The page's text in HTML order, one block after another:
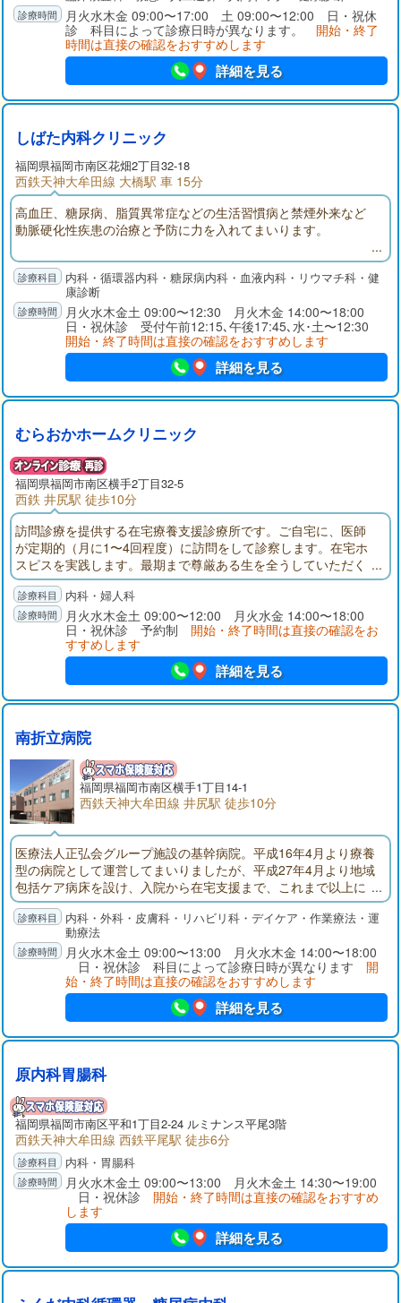
月火水木金 09:00〜17:00 土 09:00〜12:00 日・祝休
診 科目によって診療日時が異なります。 開始・終了
時間は直接の確認をおすすめします
詳細を見る
しばた内科クリニック
福岡県福岡市南区花畑2丁目32-18
西鉄天神大牟田線 大橋駅 車 15分
高血圧、糖尿病、脂質異常症などの生活習慣病と禁煙外来など
動脈硬化性疾患の治療と予防に力を入れてまいります。
内科・循環器内科・糖尿病内科・血液内科・リウマチ科・健
康診断
月火水木金土 09:00〜12:30 月火木金 14:00〜18:00
日・祝休診 受付午前12:15､午後17:45､水･土〜12:30
開始・終了時間は直接の確認をおすすめします
詳細を見る
むらおかホームクリニック
福岡県福岡市南区横手2丁目32-5
西鉄 井尻駅 徒歩10分
訪問診療を提供する在宅療養支援診療所です。ご自宅に、医師
が定期的（月に1〜4回程度）に訪問をして診察します。在宅ホ
スピスを実践します。最期まで尊厳ある生を全うしていただく
ために、「全人的」な視点のサポートを心がけます。外来受診
は、原則として予約をお願いします。
内科・婦人科
月火水木金土 09:00〜12:00 月火水金 14:00〜18:00
日・祝休診 予約制 開始・終了時間は直接の確認をお
すすめします
詳細を見る
南折立病院
福岡県福岡市南区横手1丁目14-1
西鉄天神大牟田線 井尻駅 徒歩10分
医療法人正弘会グループ施設の基幹病院。平成16年4月より療養
型の病院として運営してまいりましたが、平成27年4月より地域
包括ケア病床を設け、入院から在宅支援まで、これまで以上に
幅広く、患者様のニーズにお応えできる環境が整いました。ま
た、医療面だけにとどまらず、デイケア、ショートステイを併
設し、介護保険利用におけるサポート体制も充実させました。
内科・外科・皮膚科・リハビリ科・デイケア・作業療法・運
動療法
月火水木金土 09:00〜13:00 月火水木金 14:00〜18:00
日・祝休診 科目によって診療日時が異なります 開
始・終了時間は直接の確認をおすすめします
詳細を見る
原内科胃腸科
福岡県福岡市南区平和1丁目2-24 ルミナンス平尾3階
西鉄天神大牟田線 西鉄平尾駅 徒歩6分
内科・胃腸科
月火水木金土 09:00〜13:00 月火木金土 14:30〜19:00
日・祝休診 開始・終了時間は直接の確認をおすすめ
します
詳細を見る